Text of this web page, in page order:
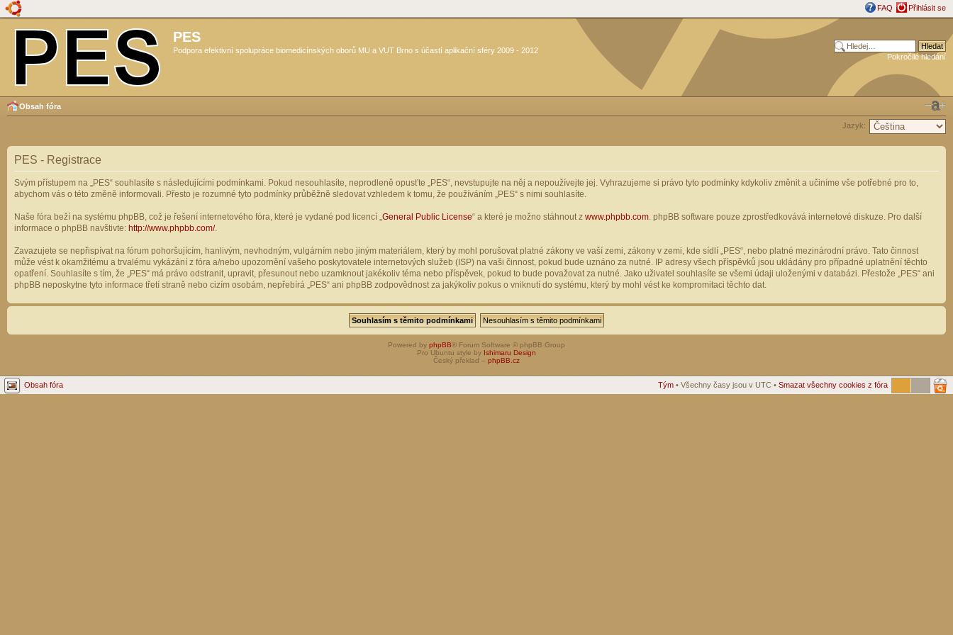
FAQ Přihlásit se
PES
Podpora efektivní spolupráce biomedicínských oborů MU a VUT Brno s účastí aplikační sféry 2009 - 2012
Pokročilé hledání
Obsah fóra
Jazyk:
PES - Registrace
Svým přístupem na „PES“ souhlasíte s následujícími podmínkami. Pokud nesouhlasíte, neprodleně opusťte „PES“, nevstupujte na něj a nepoužívejte jej. Vyhrazujeme si právo tyto podmínky kdykoliv změnit a učiníme vše potřebné pro to,
abychom vás o této změně informovali. Přesto je rozumné tyto podmínky průběžně sledovat vzhledem k tomu, že používáním „PES“ s nimi souhlasíte.
Naše fóra beží na systému phpBB, což je řešení internetového fóra, které je vydané pod licencí „ General Public License“ a které je možno stáhnout z www.phpbb.com . phpBB software pouze zprostředkovává internetové diskuze. Pro další
informace o phpBB navštivte: http://www.phpbb.com/.
Zavazujete se nepřispívat na fórum pohoršujícím, hanlivým, nevhodným, vulgárním nebo jiným materiálem, který by mohl porušovat platné zákony ve vaší zemi, zákony v zemi, kde sídlí „PES“, nebo platné mezinárodní právo. Tato činnost
může vést k okamžitému a trvalému vykázání z fóra a/nebo upozornění vašeho poskytovatele internetových služeb (ISP) na vaši činnost, pokud bude uznáno za nutné. IP adresy všech příspěvků jsou ukládány pro případné uplatnění těchto
opatření. Souhlasíte s tím, že „PES“ má právo odstranit, upravit, přesunout nebo uzamknout jakékoliv téma nebo příspěvek, pokud to bude považovat za nutné. Jako uživatel souhlasíte se všemi údaji uloženými v databázi. Přestože „PES“ ani
phpBB neposkytne tyto informace třetí straně nebo cizím osobám, nepřebírá „PES“ ani phpBB zodpovědnost za jakýkoliv pokus o vniknutí do systému, který by mohl vést ke kompromitaci těchto dat.
Powered by phpBB® Forum Software © phpBB Group
Pro Ubuntu style by Ishimaru Design
Český překlad – phpBB.cz
Obsah fóra Tým • Všechny časy jsou v UTC • Smazat všechny cookies z fóra